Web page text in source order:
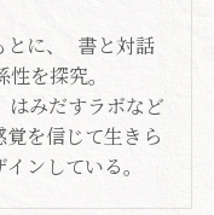
に、 書と対話
を探究。
みだすラボなど
を信じて生きら
ンしている。